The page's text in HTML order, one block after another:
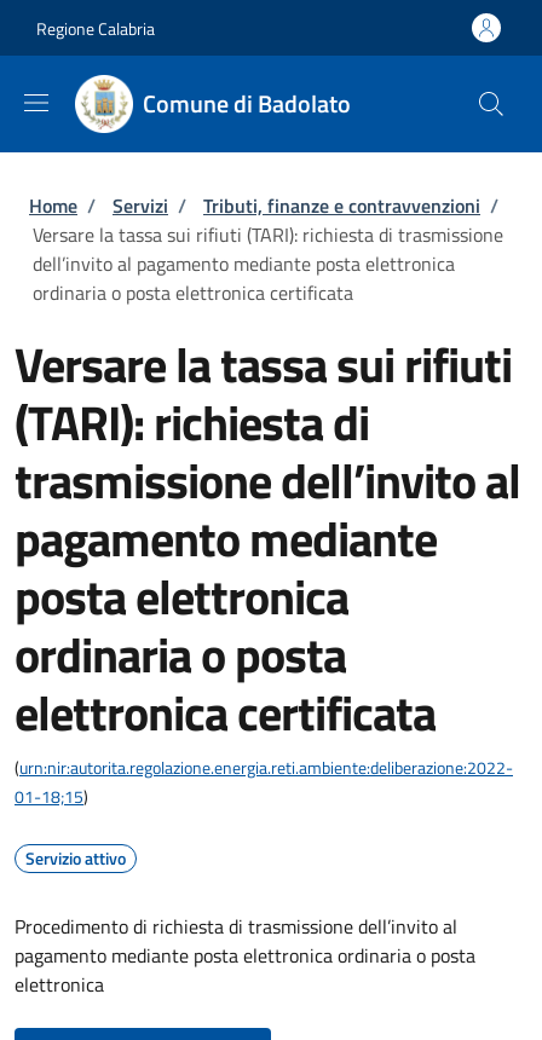
Regione Calabria
Comune di Badolato
Briciole di pane
Home / Servizi / Tributi, finanze e contravvenzioni /
Versare la tassa sui rifiuti (TARI): richiesta di trasmissione
dell’invito al pagamento mediante posta elettronica
ordinaria o posta elettronica certificata
Versare la tassa sui rifiuti
(TARI): richiesta di
trasmissione dell’invito al
pagamento mediante
posta elettronica
ordinaria o posta
elettronica certificata
(urn:nir:autorita.regolazione.energia.reti.ambiente:deliberazione:2022-
01-18;15)
Servizio attivo
Procedimento di richiesta di trasmissione dell’invito al
pagamento mediante posta elettronica ordinaria o posta
elettronica